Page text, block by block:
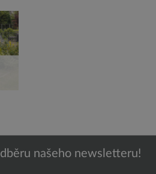
našeho newsletteru!